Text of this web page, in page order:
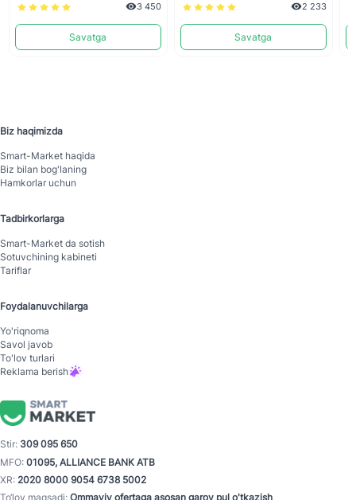
3 450
Savatga
2 233
Savatga
Biz haqimizda
Smart-Mаrket haqida
Biz bilan bog'laning
Hamkorlar uchun
Tadbirkorlarga
Smart-Mаrket da sotish
Sotuvchining kabineti
Tariflar
Foydalanuvchilarga
Yo'riqnoma
Savol javob
To'lov turlari
Reklama berish
Stir: 309 095 650
MFO: 01095, ALLIANCE BANK ATB
XR: 2020 8000 9054 6738 5002
To‘lov maqsadi: Ommaviy ofertaga asosan garov pul o'tkazish